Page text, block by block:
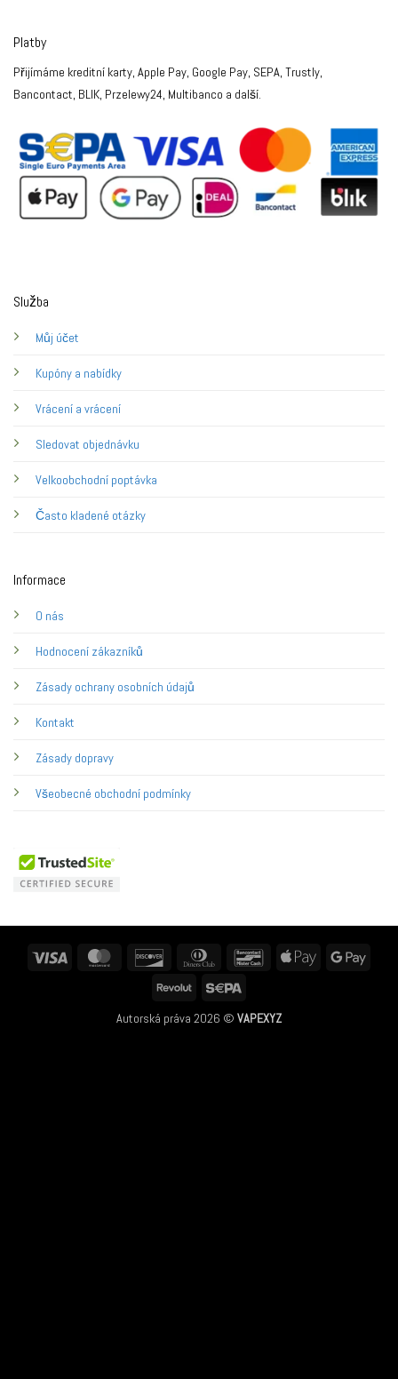
Služba
Můj účet
Kupóny a nabídky
Vrácení a vrácení
Sledovat objednávku
Velkoobchodní poptávka
Často kladené otázky
Informace
O nás
Hodnocení zákazníků
Zásady ochrany osobních údajů
Kontakt
Zásady dopravy
Všeobecné obchodní podmínky
Platby
Přijímáme kreditní karty, Apple Pay, Google Pay, SEPA, Trustly,
Bancontact, BLIK, Przelewy24, Multibanco a další.
MasterCard Discover
Dinners
BancontactApple
Revolut
Autorská práva 2026 © VAPEXYZ